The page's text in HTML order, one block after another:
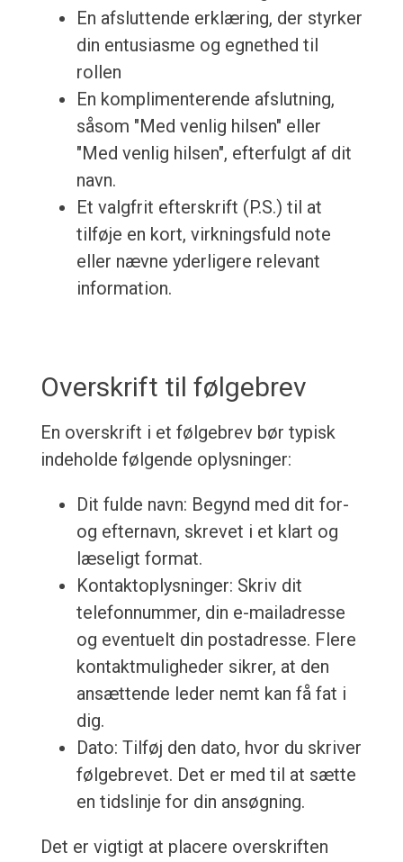
En afsluttende erklæring, der styrker
din entusiasme og egnethed til
rollen
En komplimenterende afslutning,
såsom "Med venlig hilsen" eller
"Med venlig hilsen", efterfulgt af dit
navn.
Et valgfrit efterskrift (P.S.) til at
tilføje en kort, virkningsfuld note
eller nævne yderligere relevant
information.
Overskrift til følgebrev
En overskrift i et følgebrev bør typisk
indeholde følgende oplysninger:
Dit fulde navn: Begynd med dit for-
og efternavn, skrevet i et klart og
læseligt format.
Kontaktoplysninger: Skriv dit
telefonnummer, din e-mailadresse
og eventuelt din postadresse. Flere
kontaktmuligheder sikrer, at den
ansættende leder nemt kan få fat i
dig.
Dato: Tilføj den dato, hvor du skriver
følgebrevet. Det er med til at sætte
en tidslinje for din ansøgning.
Det er vigtigt at placere overskriften